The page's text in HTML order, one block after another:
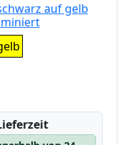
auf gelb